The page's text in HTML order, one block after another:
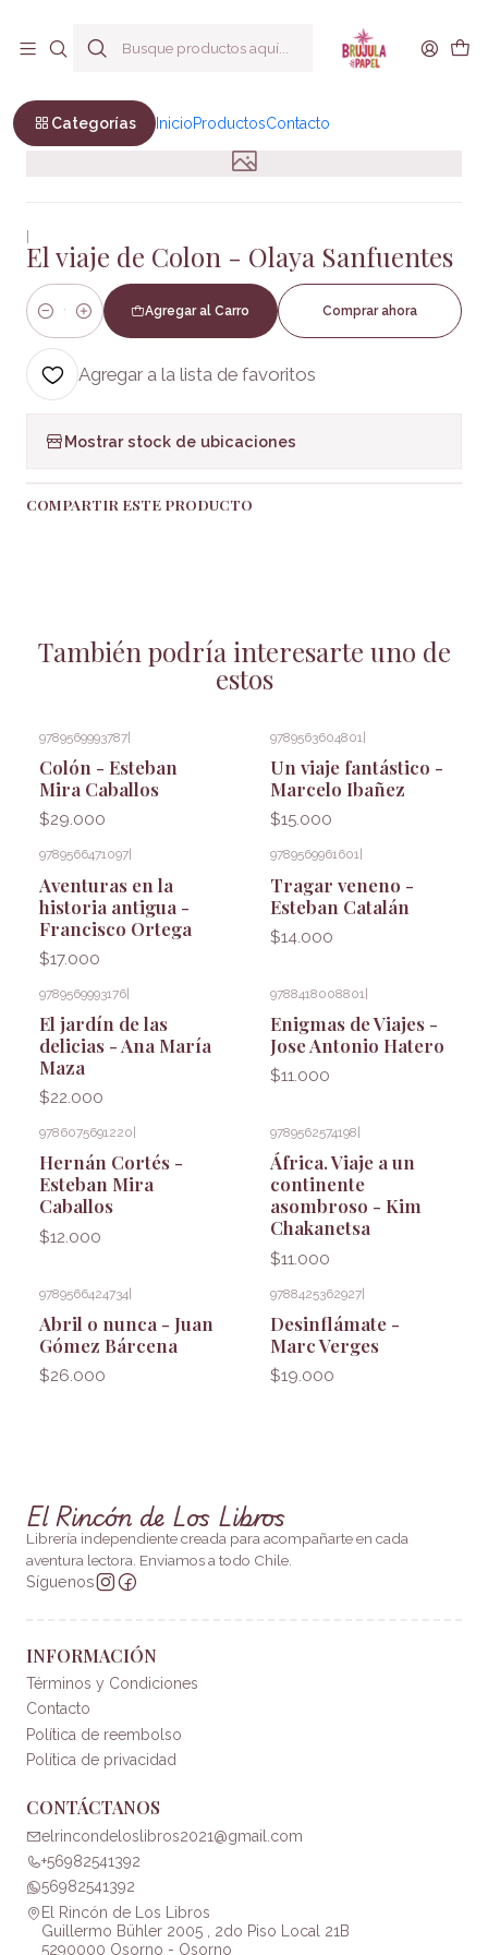
Categorías InicioProductosContacto
Infantil
|
El viaje de Colon - Olaya Sanfuentes
Cantidad
Agregar al Carro Comprar ahora
Agregar a la lista de favoritos
Mostrar stock de ubicaciones
COMPARTIR ESTE PRODUCTO
También podría interesarte uno de
estos
9789569993787
Colón - Esteban
Mira Caballos
$29.000
9789563604801
Un viaje fantástico -
Marcelo Ibañez
$15.000
9789566471097
Aventuras en la
historia antigua -
Francisco Ortega
$17.000
9789569961601
Tragar veneno -
Esteban Catalán
$14.000
9789569993176|
El jardín de las
delicias - Ana María
Maza
$22.000
9788418008801 |
Enigmas de Viajes -
Jose Antonio Hatero
$11.000
9786075691220
Hernán Cortés -
Esteban Mira
Caballos
$12.000
9789562574198
África. Viaje a un
continente
asombroso - Kim
Chakanetsa
$11.000
9789566424734|
Abril o nunca - Juan
Gómez Bárcena
$26.000
9788425362927|
Desinflámate -
Marc Verges
$19.000
El Rincón de Los Libros
Librería independiente creada para acompañarte en cada
aventura lectora. Enviamos a todo Chile.
Síguenos
INFORMACIÓN
Términos y Condiciones
Contacto
Política de reembolso
Política de privacidad
CONTÁCTANOS
elrincondeloslibros2021@gmail.com
+56982541392
56982541392
El Rincón de Los Libros
Guillermo Bühler 2005 , 2do Piso Local 21B
5290000 Osorno - Osorno